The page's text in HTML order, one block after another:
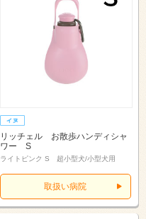
リッチェル お散歩ハンディシャ
ワー S
ライトピンク S 超小型犬/小型犬用
取扱い病院